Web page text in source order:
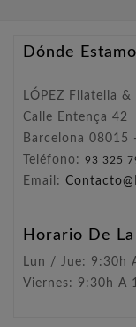
Dónde
LÓPEZ Filatelia
Calle Entença 42
Barcelona 08015
Teléfono: 93 325
Email:
Horario De
Lun / Jue: 9:30h
Viernes: 9:30h A